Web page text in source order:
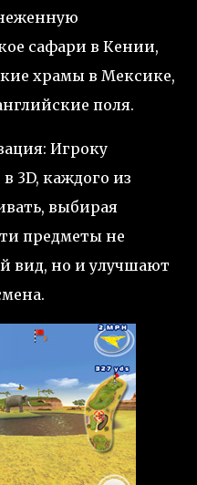
сафари в Кении,
храмы в Мексике,
поля.
Игроку
3D, каждого из
выбирая
предметы не
вид, но и улучшают